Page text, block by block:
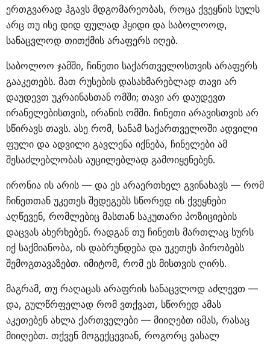
ერთგვარად ჰგავს მდგომარეობას, როცა ქვეყნის სულს
არც თუ ისე დიდ ფულად ჰყიდი და საბოლოოდ,
სანაცვლოდ თითქმის არაფერს იღებ.
საბოლოო ჯამში, ჩინეთი საქართველოსთვის არაფერს
გააკეთებს. მათ რუსების დასახმარებლად თავი არ
დაუდევთ უკრაინასთან ომში; თავი არ დაუდევთ
ირანელებისთვის, ირანის ომში. ჩინეთი არავისთვის არ
სწირავს თავს. ასე რომ, სანამ საქართველოში ადვილი
ფული და ადვილი გავლენა იქნება, ჩინელები ამ
შესაძლებლობას აუცილებლად გამოიყენებენ.
ირონია ის არის — და ეს არაერთხელ გვინახავს — რომ
ჩინეთთან უკეთეს შედეგებს სწორედ ის ქვეყნები
აღწევენ, რომლებიც მასთან საკუთარი პოზიციების
დაცვას ახერხებენ. რადგან თუ ჩინეთს მართლაც სურს
იქ საქმიანობა, ის დაბრუნდება და უკეთეს პირობებს
შემოგთავაზებთ. იმიტომ, რომ ეს მისთვის ღირს.
მაგრამ, თუ რაღაცას არაფრის სანაცვლოდ აძლევთ —
და, გულწრფელად რომ ვთქვათ, სწორედ ამას
აკეთებენ ახლა ქართველები — მიიღებთ იმას, რასაც
მიიღებთ. თქვენ მოგექცევიან, როგორც ვასალ